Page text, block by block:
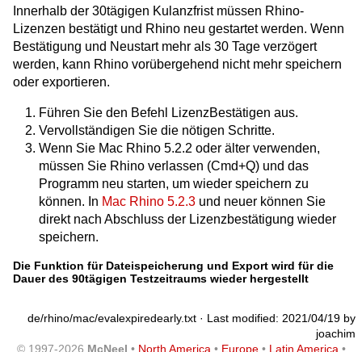
Innerhalb der 30tägigen Kulanzfrist müssen Rhino-
Lizenzen bestätigt und Rhino neu gestartet werden. Wenn
Bestätigung und Neustart mehr als 30 Tage verzögert
werden, kann Rhino vorübergehend nicht mehr speichern
oder exportieren.
Führen Sie den Befehl LizenzBestätigen aus.
Vervollständigen Sie die nötigen Schritte.
Wenn Sie Mac Rhino 5.2.2 oder älter verwenden,
müssen Sie Rhino verlassen (Cmd+Q) und das
Programm neu starten, um wieder speichern zu
können. In Mac Rhino 5.2.3 und neuer können Sie
direkt nach Abschluss der Lizenzbestätigung wieder
speichern.
Die Funktion für Dateispeicherung und Export wird für die
Dauer des 90tägigen Testzeitraums wieder hergestellt
de/rhino/mac/evalexpiredearly.txt · Last modified: 2021/04/19 by
joachim
© 1997-2026 McNeel • North America • Europe• Latin America •